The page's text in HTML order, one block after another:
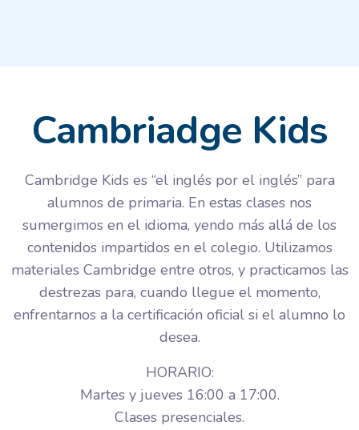
Cambriadge Kids
Cambridge Kids es “el inglés por el inglés” para
alumnos de primaria. En estas clases nos
sumergimos en el idioma, yendo más allá de los
contenidos impartidos en el colegio. Utilizamos
materiales Cambridge entre otros, y practicamos las
destrezas para, cuando llegue el momento,
enfrentarnos a la certificación oficial si el alumno lo
desea.
HORARIO:
Martes y jueves 16:00 a 17:00.
Clases presenciales.